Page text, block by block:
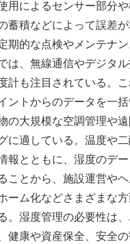
用によるセンサー部分
蓄積などによって誤差
期的な点検やメンテナ
は、無線通信やデジタ
計も注目されている。こ
ントからのデータを一
の大規模な空調管理や
に適している。温度や
報とともに、湿度のデ
ことから、施設運営や
ーム化などさまざまな
。湿度管理の必要性は
健康や資産保全、安全